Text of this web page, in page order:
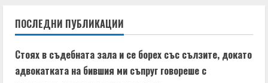
n
u
e
ПОСЛЕДНИ ПУБЛИКАЦИИ
Стоях в съдебната зала и се борех със сълзите, докато
адвокатката на бившия ми съпруг говореше с